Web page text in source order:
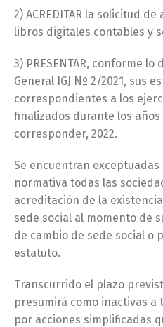
2) ACREDITAR la solicitud
libros digitales contables y
3) PRESENTAR, conforme
General IGJ Nº 2/2021, sus
correspondientes a los
finalizados durante los años
corresponder, 2022.
Se encuentran
normativa todas las
acreditación de la
sede social al momento de
de cambio de sede social o
estatuto.
Transcurrido el plazo
presumirá como inactivas a
por acciones simplificadas